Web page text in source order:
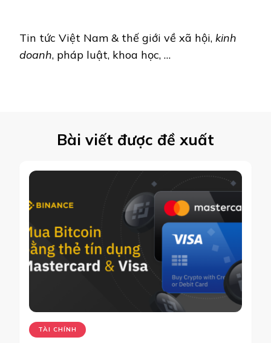
Tin tức Việt Nam & thế giới về xã hội, kinh
doanh, pháp luật, khoa học, …
Bài viết được đề xuất
TÀI CHÍNH